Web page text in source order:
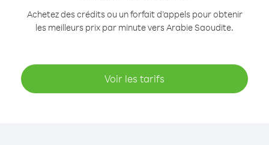
Achetez des crédits ou un forfait d’appels pour obtenir
les meilleurs prix par minute vers Arabie Saoudite.
Voir les tarifs